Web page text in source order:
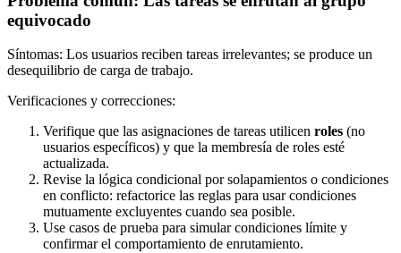
equivocado
Síntomas: Los usuarios reciben tareas irrelevantes; se produce un
desequilibrio de carga de trabajo.
Verificaciones y correcciones:
Verifique que las asignaciones de tareas utilicen roles (no
usuarios específicos) y que la membresía de roles esté
actualizada.
Revise la lógica condicional por solapamientos o condiciones
en conflicto: refactorice las reglas para usar condiciones
mutuamente excluyentes cuando sea posible.
Use casos de prueba para simular condiciones límite y
confirmar el comportamiento de enrutamiento.